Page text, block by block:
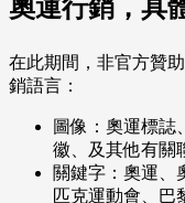
奧運行銷，具
在此期間，非官方贊
銷語言：
圖像：奧運標誌
徽、及其他有關
關鍵字：奧運、
匹克運動會、巴